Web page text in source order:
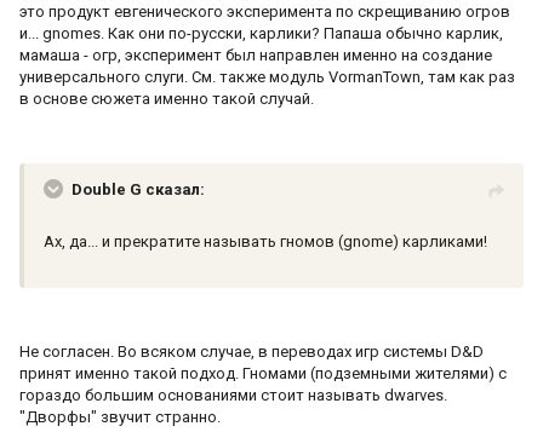
это продукт евгенического эксперимента по скрещиванию огров
и... gnomes. Как они по-русски, карлики? Папаша обычно карлик,
мамаша - огр, эксперимент был направлен именно на создание
универсального слуги. См. также модуль VormanTown, там как раз
в основе сюжета именно такой случай.
Double G сказал:
Ах, да... и прекратите называть гномов (gnome) карликами!
Не согласен. Во всяком случае, в переводах игр системы D&D
принят именно такой подход. Гномами (подземными жителями) с
гораздо большим основаниями стоит называть dwarves.
"Дворфы" звучит странно.